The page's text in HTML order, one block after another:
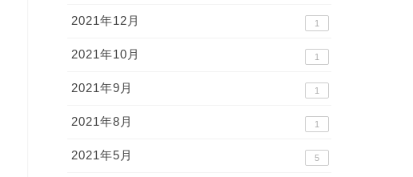
2021年12月 1
2021年10月 1
2021年9月 1
2021年8月 1
2021年5月 5